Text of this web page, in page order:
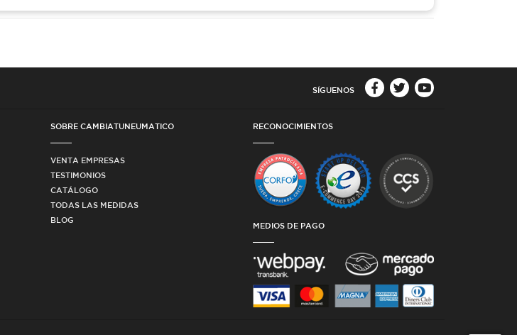
SÍGUENOS
SOBRE CAMBIATUNEUMATICO
VENTA EMPRESAS
TESTIMONIOS
CATÁLOGO
TODAS LAS MEDIDAS
BLOG
RECONOCIMIENTOS
MEDIOS DE PAGO